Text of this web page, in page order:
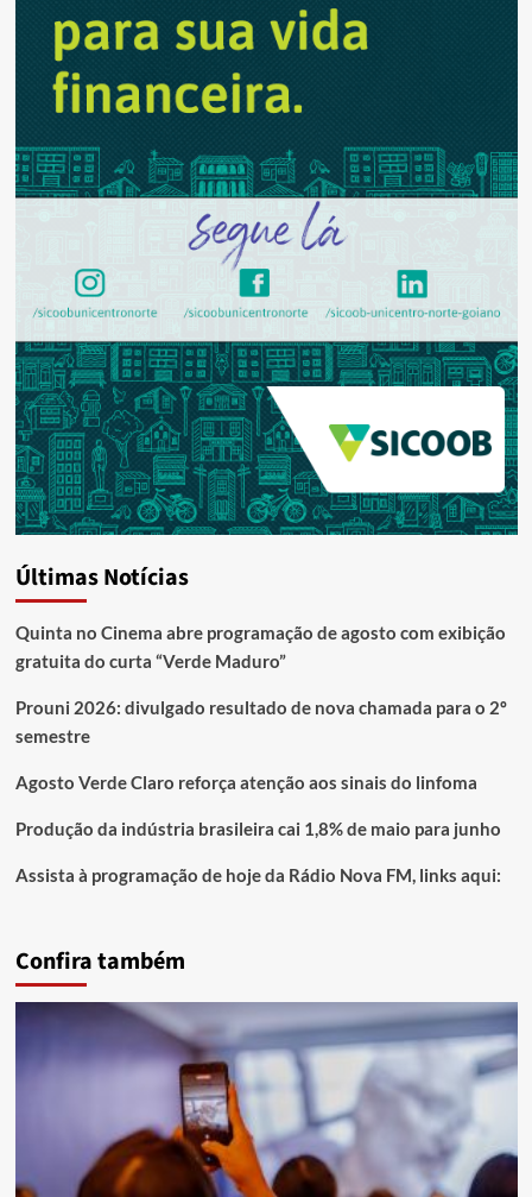
Últimas Notícias
Quinta no Cinema abre programação de agosto com exibição
gratuita do curta “Verde Maduro”
Prouni 2026: divulgado resultado de nova chamada para o 2º
semestre
Agosto Verde Claro reforça atenção aos sinais do linfoma
Produção da indústria brasileira cai 1,8% de maio para junho
Assista à programação de hoje da Rádio Nova FM, links aqui:
Confira também